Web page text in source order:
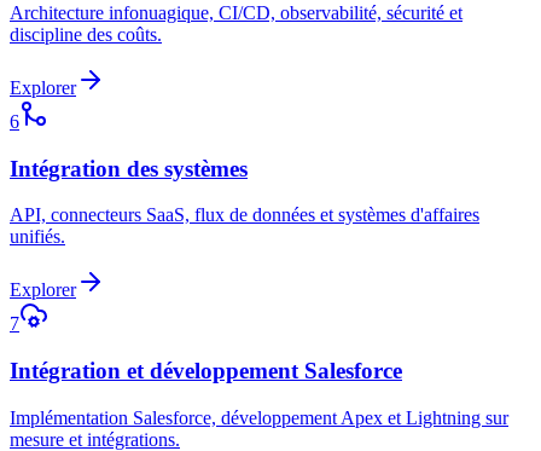
Architecture infonuagique, CI/CD, observabilité, sécurité et
discipline des coûts.
Explorer
6
Intégration des systèmes
API, connecteurs SaaS, flux de données et systèmes d'affaires
unifiés.
Explorer
7
Intégration et développement Salesforce
Implémentation Salesforce, développement Apex et Lightning sur
mesure et intégrations.